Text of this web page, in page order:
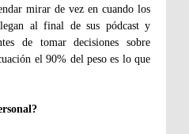
mirar de vez en cuando los
al final de sus pódcast y
de tomar decisiones sobre
el 90% del peso es lo que